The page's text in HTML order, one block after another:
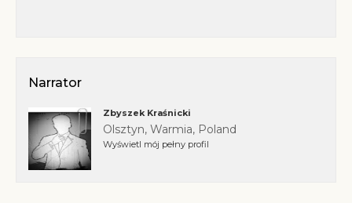
Narrator
Zbyszek Kraśnicki
Olsztyn, Warmia, Poland
Wyświetl mój pełny profil